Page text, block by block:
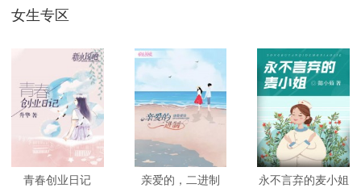
女生专区
青春创业日记 亲爱的，二进制 永不言弃的麦小姐